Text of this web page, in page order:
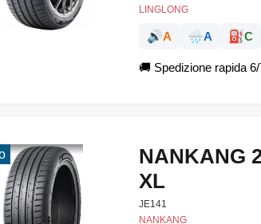
LINGLONG
🔊A 🌧️A ⛽C
🚚 Spedizione rapida
NANKANG
XL
JE141
NANKANG